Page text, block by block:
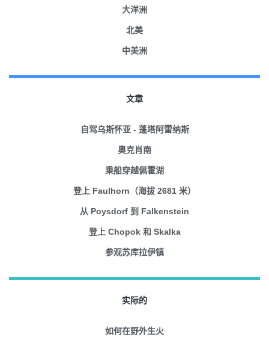
大洋洲
北美
中美洲
文章
自驾乌斯怀亚 - 蓬塔阿雷纳斯
奥克肖南
乘船穿越佩霍湖
登上 Faulhorn（海拔 2681 米）
从 Poysdorf 到 Falkenstein
登上 Chopok 和 Skalka
参观苏库拉伊镇
实际的
如何在野外生火